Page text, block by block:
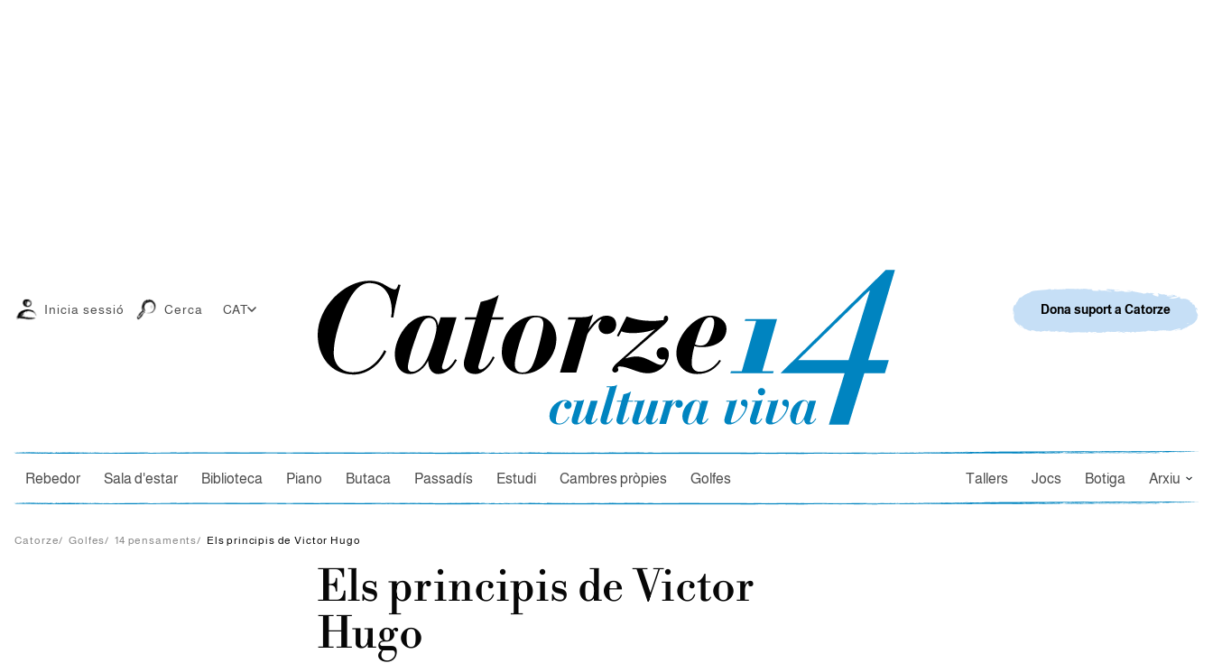
Cercador
Inicia sessió Cerca CAT
Rebedor Sala d'estar Biblioteca Piano Butaca Passadís Estudi Cambres pròpies Golfes Tallers Jocs Botiga Arxiu
Dona suport a Catorze
Catorze/ Golfes/ 14 pensaments/ Els principis de Victor Hugo
Els principis de Victor
Hugo